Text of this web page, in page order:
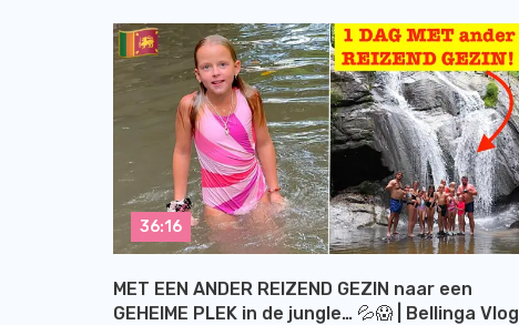
MET EEN ANDER REIZEND GEZIN naar een
GEHEIME PLEK in de jungle… 💦😱 | Bellinga Vlog
36:16